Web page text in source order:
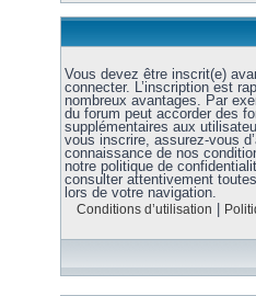
Vous devez être inscrit(e)
connecter. L’inscription est
nombreux avantages. Par
du forum peut accorder des
supplémentaires aux
vous inscrire, assurez-vous
connaissance de nos
notre politique de
consulter attentivement
lors de votre navigation.
Conditions d’utilisation